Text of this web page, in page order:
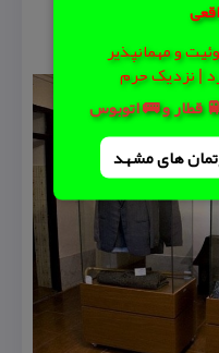
و مهمانپذیر
قطار و 🚌 اتوبوس
های مشهد